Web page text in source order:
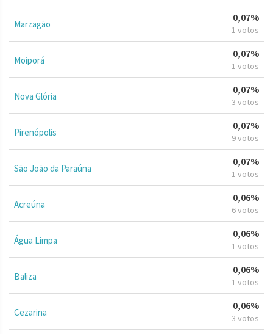
Marzagão
0,07%
1 votos
Moiporá
0,07%
1 votos
Nova Glória
0,07%
3 votos
Pirenópolis
0,07%
9 votos
São João da Paraúna
0,07%
1 votos
Acreúna
0,06%
6 votos
Água Limpa
0,06%
1 votos
Baliza
0,06%
1 votos
Cezarina
0,06%
3 votos